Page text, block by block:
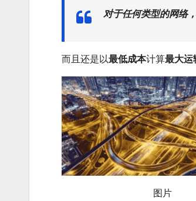
对于任何类型的网络
而且还是以最低成本计算最大运
图片